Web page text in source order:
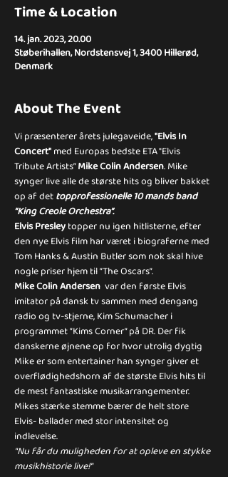
Time & Location
14. jan. 2023, 20.00
Støberihallen, Nordstensvej 1, 3400 Hillerød,
Denmark
About The Event
Vi præsenterer årets julegaveide, "Elvis In
Concert" med Europas bedste ETA "Elvis
Tribute Artists” Mike Colin Andersen. Mike
synger live alle de største hits og bliver bakket
op af det topprofessionelle 10 mands band
”King Creole Orchestra”.
Elvis Presley topper nu igen hitlisterne, efter
den nye Elvis film har været i biograferne med
Tom Hanks & Austin Butler som nok skal hive
nogle priser hjem til ”The Oscars”.
Mike Colin Andersen var den første Elvis
imitator på dansk tv sammen med dengang
radio og tv-stjerne, Kim Schumacher i
programmet ”Kims Corner” på DR. Der fik
danskerne øjnene op for hvor utrolig dygtig
Mike er som entertainer han synger giver et
overflødighedshorn af de største Elvis hits til
de mest fantastiske musikarrangementer.
Mikes stærke stemme bærer de helt store
Elvis- ballader med stor intensitet og
indlevelse.
"Nu får du muligheden for at opleve en stykke
musikhistorie live!"